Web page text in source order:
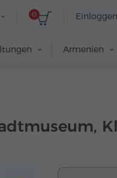
Einloggen
0
Armenien